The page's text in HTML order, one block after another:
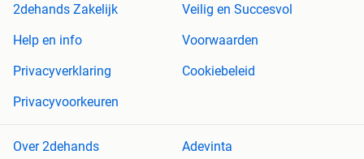
2dehands Zakelijk
Veilig en Succesvol
Help en info
Voorwaarden
Privacyverklaring
Cookiebeleid
Privacyvoorkeuren
Over 2dehands Adevinta